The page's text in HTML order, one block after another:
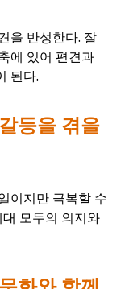
을 반성한다. 잘
에 있어 편견과
된다.
등을 겪을
이지만 극복할 수
모두의 의지와